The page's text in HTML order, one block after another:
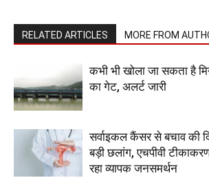
RELATED ARTICLES MORE FROM
कभी भी खोला जा सकता है
का गेट, अलर्ट जारी
सर्वाइकल कैंसर से बचाव की
बड़ी छलांग, एचपीवी
रहा व्यापक जनसमर्थन